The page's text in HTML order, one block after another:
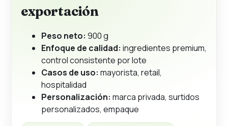
exportación
Peso neto: 900 g
Enfoque de calidad: ingredientes premium,
control consistente por lote
Casos de uso: mayorista, retail,
hospitalidad
Personalización: marca privada, surtidos
personalizados, empaque